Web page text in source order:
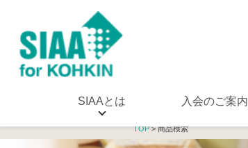
SIAAとは 入会のご案内
TOP> 商品検索